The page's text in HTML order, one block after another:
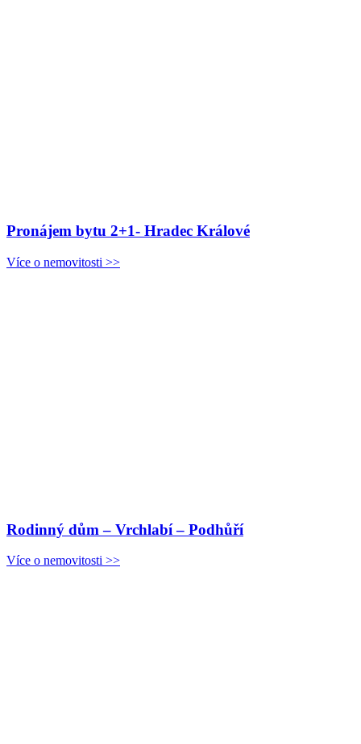
Pronájem bytu 2+1- Hradec Králové
Více o nemovitosti >>
Rodinný dům – Vrchlabí – Podhůří
Více o nemovitosti >>